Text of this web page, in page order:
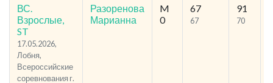
ВС.
Взрослые,
ST
17.05.2026,
Лобня,
Всероссийские
соревнования г.
Разоренова
Марианна
M
0
67
67
91
70